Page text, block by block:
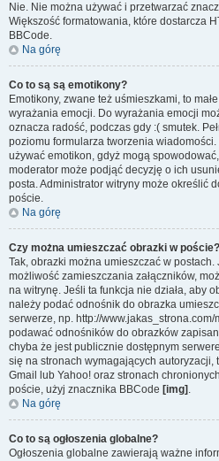
Nie. Nie można używać i przetwarzać
Większość formatowania, które dostarcza
BBCode.
Na górę
Co to są są emotikony?
Emotikony, zwane też uśmieszkami, to
wyrażania emocji. Do wyrażania emocji
oznacza radość, podczas gdy :( smutek.
poziomu formularza tworzenia
używać emotikon, gdyż mogą
moderator może podjąć decyzję o ich
posta. Administrator witryny może określić
poście.
Na górę
Czy można umieszczać obrazki w poście?
Tak, obrazki można umieszczać w postach.
możliwość zamieszczania załączników,
na witrynę. Jeśli ta funkcja nie działa, aby
należy podać odnośnik do obrazka
serwerze, np. http://
podawać odnośników do obrazków
chyba że jest publicznie dostępnym
się na stronach wymagających autoryzacji,
Gmail lub Yahoo! oraz stronach
poście, użyj znacznika BBCode [img] .
Na górę
Co to są ogłoszenia globalne?
Ogłoszenia globalne zawierają ważne